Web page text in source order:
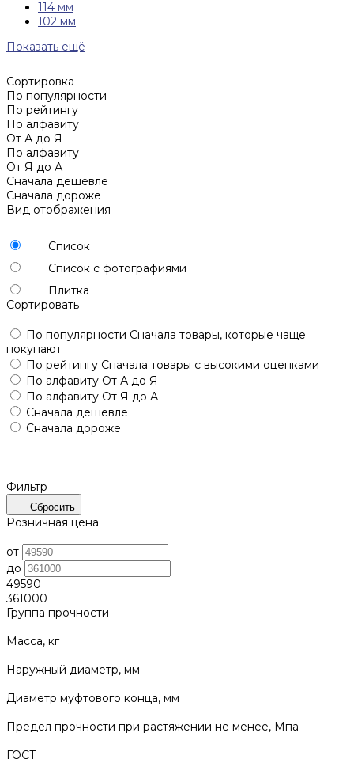
114 мм
102 мм
Показать ещё
Сортировка
По популярности
По рейтингу
По алфавиту
От А до Я
По алфавиту
От Я до А
Сначала дешевле
Сначала дороже
Вид отображения
Список
Список с фотографиями
Плитка
Сортировать
По популярности Сначала товары, которые чаще
покупают
По рейтингу Сначала товары с высокими оценками
По алфавиту От А до Я
По алфавиту От Я до А
Сначала дешевле
Сначала дороже
Фильтр
Сбросить
Розничная цена
от
до
49590
361000
Группа прочности
Масса, кг
Наружный диаметр, мм
Диаметр муфтового конца, мм
Предел прочности при растяжении не менее, Мпа
ГОСТ